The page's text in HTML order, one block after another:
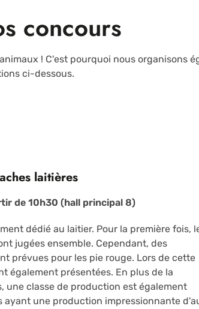
concours
! C'est pourquoi nous organisons
ci-dessous.
laitières
de 10h30 (hall principal 8)
dédié au laitier. Pour la première fois,
jugées ensemble. Cependant, des
prévues pour les pie rouge. Lors de cette
également présentées. En plus de la
une classe de production est également
ayant une production impressionnante